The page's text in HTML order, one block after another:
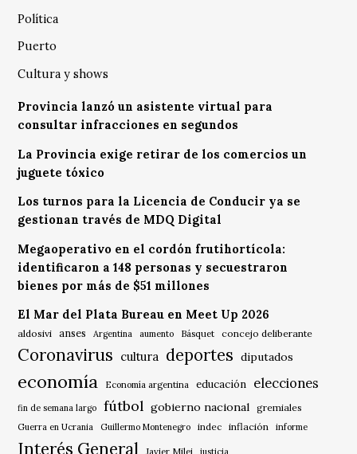
Política
Puerto
Cultura y shows
Provincia lanzó un asistente virtual para
consultar infracciones en segundos
La Provincia exige retirar de los comercios un
juguete tóxico
Los turnos para la Licencia de Conducir ya se
gestionan través de MDQ Digital
Megaoperativo en el cordón frutihortícola:
identificaron a 148 personas y secuestraron
bienes por más de $51 millones
El Mar del Plata Bureau en Meet Up 2026
aldosivi anses Argentina aumento Básquet concejo deliberante
Coronavirus cultura deportes diputados
economía Economía argentina educación elecciones
fin de semana largo fútbol gobierno nacional gremiales
Guerra en Ucrania Guillermo Montenegro indec inflación informe
Interés General